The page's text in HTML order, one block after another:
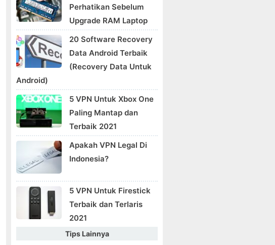
Perhatikan Sebelum
Upgrade RAM Laptop
20 Software Recovery
Data Android Terbaik
(Recovery Data Untuk
Android)
5 VPN Untuk Xbox One
Paling Mantap dan
Terbaik 2021
Apakah VPN Legal Di
Indonesia?
5 VPN Untuk Firestick
Terbaik dan Terlaris
2021
Tips Lainnya